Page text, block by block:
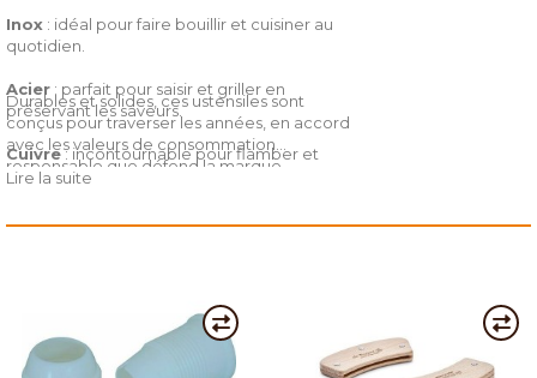
Inox : idéal pour faire bouillir et cuisiner au
quotidien.
Acier : parfait pour saisir et griller en
préservant les saveurs.
Cuivre: incontournable pour flamber et
mijoter avec précision.
Durables et solides, ces ustensiles sont
conçus pour traverser les années, en accord
avec les valeurs de consommation
responsable que défend la marque.
Lire la suite